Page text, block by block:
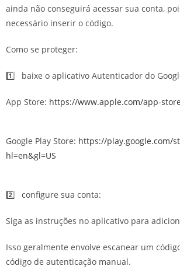
ainda não conseguirá acessar sua conta,
necessário inserir o código.
Como se proteger: ️
1️⃣ baixe o aplicativo Autenticador do
App Store: https://www.apple.com/app-
Google Play Store: https://play.google.com/
hl=en&gl=US
2️⃣ configure sua conta:
Siga as instruções no aplicativo para
Isso geralmente envolve escanear um
código de autenticação manual.